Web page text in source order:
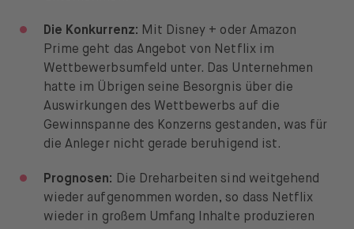
Die Konkurrenz: Mit Disney + oder Amazon
Prime geht das Angebot von Netflix im
Wettbewerbsumfeld unter. Das Unternehmen
hatte im Übrigen seine Besorgnis über die
Auswirkungen des Wettbewerbs auf die
Gewinnspanne des Konzerns gestanden, was für
die Anleger nicht gerade beruhigend ist.
Prognosen: Die Dreharbeiten sind weitgehend
wieder aufgenommen worden, so dass Netflix
wieder in großem Umfang Inhalte produzieren